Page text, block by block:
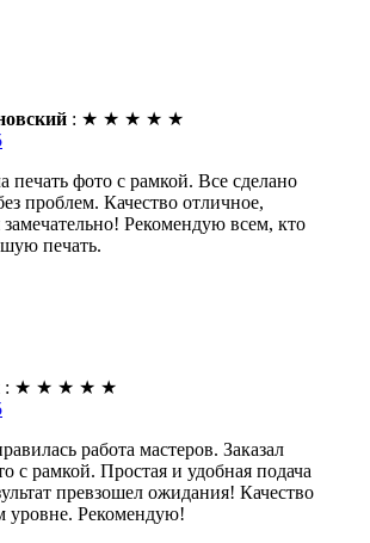
: ★ ★ ★ ★ ★
печать фото с рамкой. Все сделано
проблем. Качество отличное,
замечательно! Рекомендую всем, кто
печать.
: ★ ★ ★ ★ ★
работа мастеров. Заказал
с рамкой. Простая и удобная подача
превзошел ожидания! Качество
уровне. Рекомендую!